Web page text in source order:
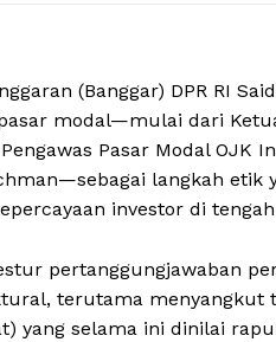
(Banggar) DPR RI
modal—mulai dari
Pasar Modal OJK
langkah etik
investor di
pertanggungjawaban
terutama menyangkut
yang selama ini dinilai